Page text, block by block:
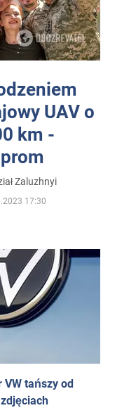
i Uniwersytecie
UAV o
km -
Zaluzhnyi
17:30
VW tańszy od